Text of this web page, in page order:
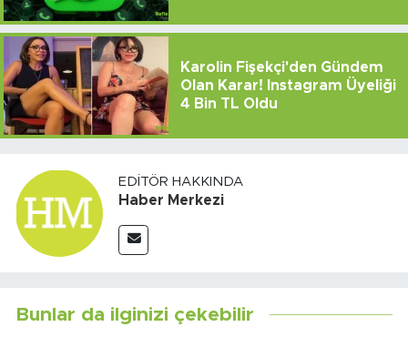
Karolin Fişekçi'den Gündem
Olan Karar! Instagram Üyeliği
4 Bin TL Oldu
EDITÖR HAKKINDA
Haber Merkezi
Bunlar da ilginizi çekebilir